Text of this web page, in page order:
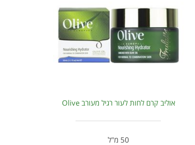
אוליב קרם לחות לעור רגיל מעורב Olive
50 מ"ל